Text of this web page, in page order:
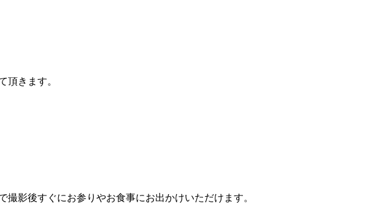
頂きます。
影後すぐにお参りやお食事にお出かけいただけます。